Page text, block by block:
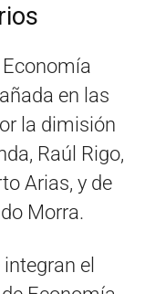
en las
la dimisión
Raúl Rigo,
Arias, y de
Morra.
el